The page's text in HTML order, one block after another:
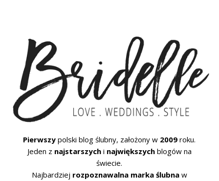
Pierwszy polski blog ślubny, założony w 2009 roku.
Jeden z najstarszychi największychblogów na
świecie.
Najbardziej rozpoznawalna marka ślubnaw